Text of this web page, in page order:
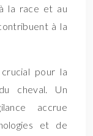
la race et au
à la
pour la
cheval. Un
accrue
et de